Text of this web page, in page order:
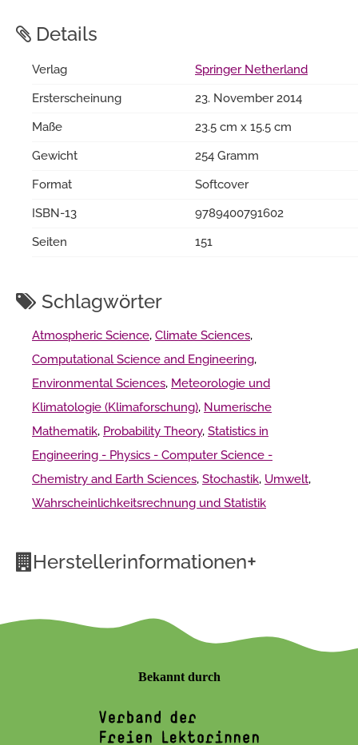
Details
Verlag
Springer Netherland
Ersterscheinung
23. November 2014
Maße
23.5 cm x 15.5 cm
Gewicht
254 Gramm
Format
Softcover
ISBN-13
9789400791602
Seiten
151
Schlagwörter
Atmospheric Science, Climate Sciences,
Computational Science and Engineering,
Environmental Sciences, Meteorologie und
Klimatologie (Klimaforschung), Numerische
Mathematik, Probability Theory, Statistics in
Engineering - Physics - Computer Science -
Chemistry and Earth Sciences, Stochastik, Umwelt,
Wahrscheinlichkeitsrechnung und Statistik
Herstellerinformationen+
Bekannt durch